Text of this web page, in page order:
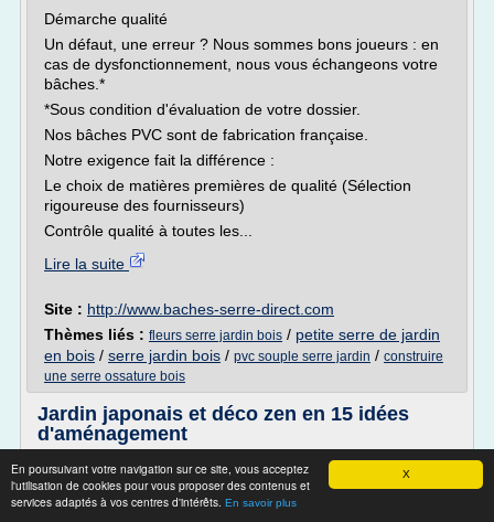
X
En poursuivant votre navigation sur ce site, vous acceptez
l'utilisation de cookies pour vous proposer des contenus et
services adaptés à vos centres d'intérêts. En savoir plus
Démarche qualité
Un défaut, une erreur ? Nous sommes bons joueurs : en
cas de dysfonctionnement, nous vous échangeons votre
bâches.*
*Sous condition d'évaluation de votre dossier.
Nos bâches PVC sont de fabrication française.
Notre exigence fait la différence :
Le choix de matières premières de qualité (Sélection
rigoureuse des fournisseurs)
Contrôle qualité à toutes les...
Lire la suite
Site : http://www.baches-serre-direct.com
Thèmes liés : fleurs serre jardin bois / petite serre de jardin
en bois / serre jardin bois / pvc souple serre jardin / construire
une serre ossature bois
Jardin japonais et déco zen en 15 idées
d'aménagement
Vous pouvez combiner trois éléments de base : une
végétation sobre, un bassin aquatique et un abri de jardin
typique du style japonais. A ne pas oublier aussi les